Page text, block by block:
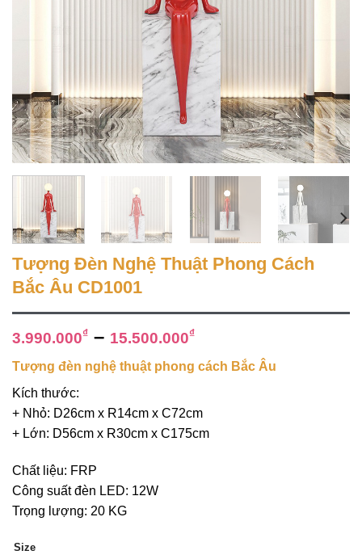
Tượng Đèn Nghệ Thuật Phong Cách
Bắc Âu CD1001
3.990.000₫ – 15.500.000₫
Tượng đèn nghệ thuật phong cách Bắc Âu
Kích thước:
+ Nhỏ: D26cm x R14cm x C72cm
+ Lớn: D56cm x R30cm x C175cm
Chất liệu: FRP
Công suất đèn LED: 12W
Trọng lượng: 20 KG
Size